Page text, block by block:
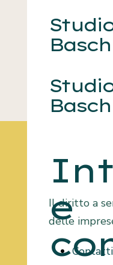
e
Il diritto a
delle
Contatti